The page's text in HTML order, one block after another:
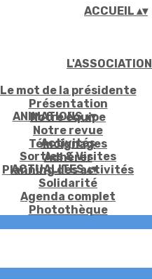
ACCUEIL ▴▾
L'ASSOCIATION
Le mot de la présidente
Présentation
Notre équipe
Notre revue
Témoignages
Adhérer
ANIMATIONS▴▾
Activités
Sorties & Visites
Planning des activités
Solidarité
Agenda complet
Photothèque
ACTUALITES▴▾